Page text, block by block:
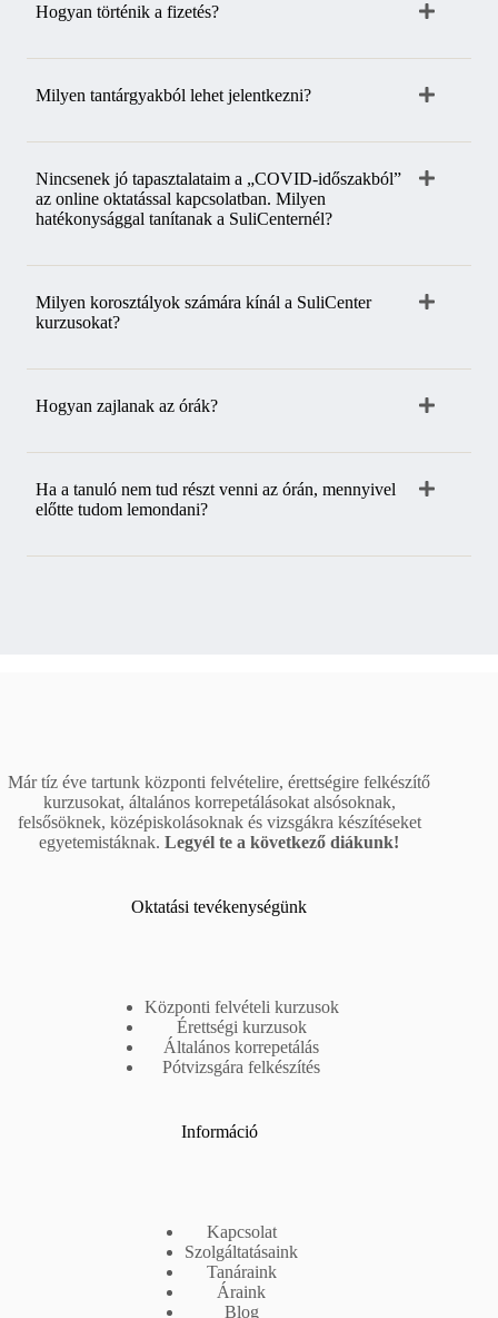
Hogyan történik a fizetés?
Milyen tantárgyakból lehet jelentkezni?
Nincsenek jó tapasztalataim a „COVID-időszakból”
az online oktatással kapcsolatban. Milyen
hatékonysággal tanítanak a SuliCenternél?
Milyen korosztályok számára kínál a SuliCenter
kurzusokat?
Hogyan zajlanak az órák?
Ha a tanuló nem tud részt venni az órán, mennyivel
előtte tudom lemondani?
Már tíz éve tartunk központi felvételire, érettségire felkészítő
kurzusokat, általános korrepetálásokat alsósoknak,
felsősöknek, középiskolásoknak és vizsgákra készítéseket
egyetemistáknak.Legyél te a következő diákunk!
Oktatási tevékenységünk
Központi felvételi kurzusok
Érettségi kurzusok
Általános korrepetálás
Pótvizsgára felkészítés
Információ
Kapcsolat
Szolgáltatásaink
Tanáraink
Áraink
Blog